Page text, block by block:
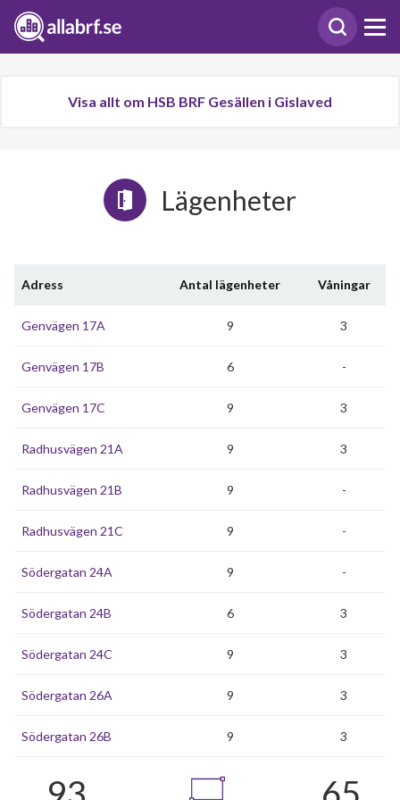
Visa allt om HSB BRF Gesällen i Gislaved
Lägenheter
Adress Antal lägenheter Våningar
Genvägen 17A 9 3
Genvägen 17B 6 -
Genvägen 17C 9 3
Radhusvägen 21A 9 3
Radhusvägen 21B 9 -
Radhusvägen 21C 9 -
Södergatan 24A 9 -
Södergatan 24B 6 3
Södergatan 24C 9 3
Södergatan 26A 9 3
Södergatan 26B 9 3